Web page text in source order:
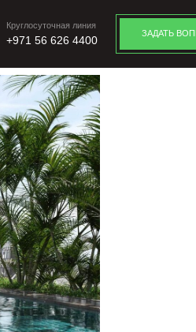
ЗАДАТЬ
+971 56 626 4400
Круглосуточная линия